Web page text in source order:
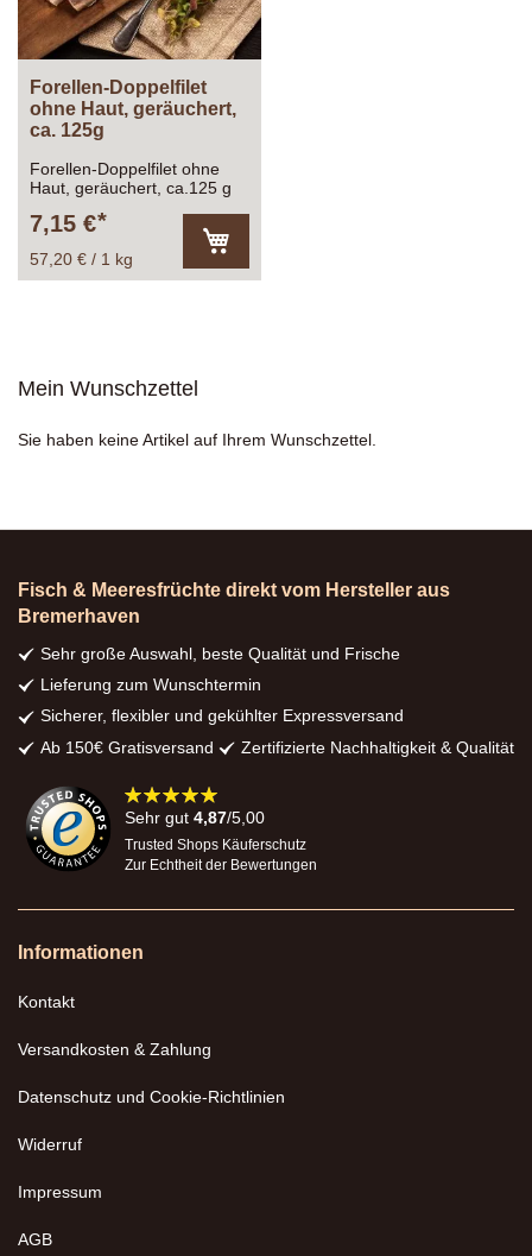
Forellen-Doppelfilet
ohne Haut, geräuchert,
ca. 125g
Forellen-Doppelfilet ohne
Haut, geräuchert, ca.125 g
7,15 €
57,20 € / 1 kg
den
Mein Wunschzettel
Sie haben keine Artikel auf Ihrem Wunschzettel.
Fisch & Meeresfrüchte direkt vom Hersteller aus
Bremerhaven
Sehr große Auswahl, beste Qualität und Frische
Lieferung zum Wunschtermin
Sicherer, flexibler und gekühlter Expressversand
Ab 150€ Gratisversand
Zertifizierte Nachhaltigkeit & Qualität
98%
Sehr gut 4,87/5,00
Trusted Shops Käuferschutz
Zur Echtheit der Bewertungen
Informationen
Kontakt
Versandkosten & Zahlung
Datenschutz und Cookie-Richtlinien
Widerruf
Impressum
AGB